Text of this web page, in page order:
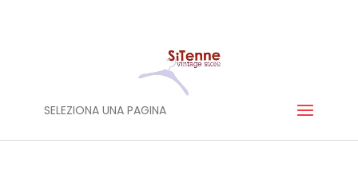
SELEZIONA UNA PAGINA